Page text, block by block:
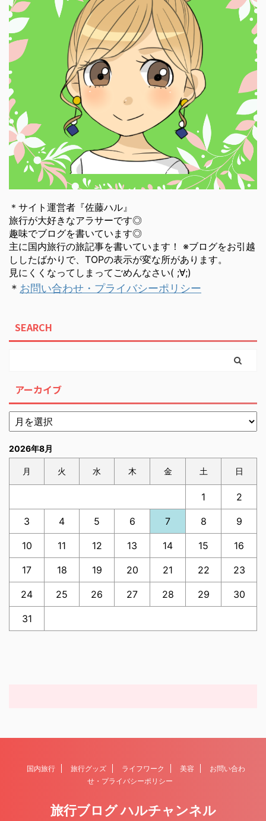
＊サイト運営者『佐藤ハル』
旅行が大好きなアラサーです◎
趣味でブログを書いています◎
主に国内旅行の旅記事を書いています！ ※ブログをお引越
ししたばかりで、TOPの表示が変な所があります。
見にくくなってしまってごめんなさい( ;∀;)
＊ お問い合わせ・プライバシーポリシー
SEARCH
アーカイブ
2026年8月
月 火 水 木 金 土 日
1 2
3 4 5 6 7 8 9
10 11 12 13 14 15 16
17 18 19 20 21 22 23
24 25 26 27 28 29 30
31
国内旅行 旅行グッズ ライフワーク 美容
お問い合わ
せ・プライバシーポリシー
旅行ブログ ハルチャンネル